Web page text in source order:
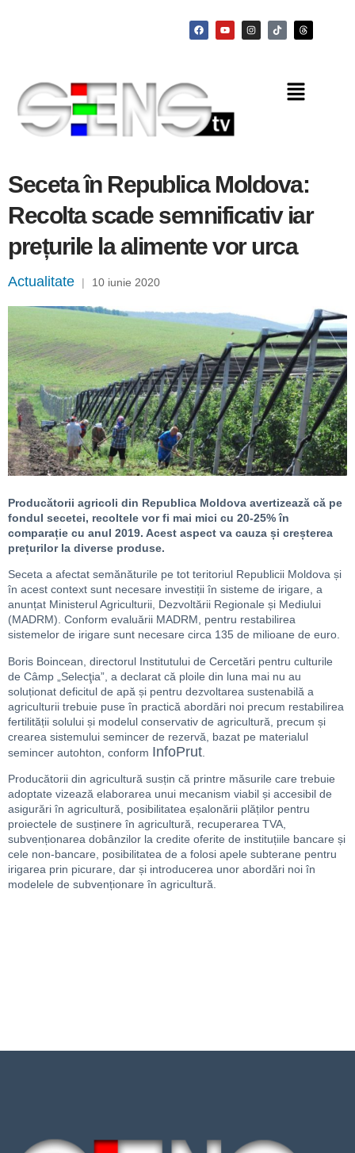
Seceta în Republica Moldova:
Recolta scade semnificativ iar
prețurile la alimente vor urca
Actualitate | 10 iunie 2020
Producătorii agricoli din Republica Moldova avertizează că pe
fondul secetei, recoltele vor fi mai mici cu 20-25% în
comparație cu anul 2019. Acest aspect va cauza și creșterea
prețurilor la diverse produse.
Seceta a afectat semănăturile pe tot teritoriul Republicii Moldova și
în acest context sunt necesare investiții în sisteme de irigare, a
anunțat Ministerul Agriculturii, Dezvoltării Regionale și Mediului
(MADRM). Conform evaluării MADRM, pentru restabilirea
sistemelor de irigare sunt necesare circa 135 de milioane de euro.
Boris Boincean, directorul Institutului de Cercetări pentru culturile
de Câmp „Selecţia”, a declarat că ploile din luna mai nu au
soluționat deficitul de apă și pentru dezvoltarea sustenabilă a
agriculturii trebuie puse în practică abordări noi precum restabilirea
fertilității solului și modelul conservativ de agricultură, precum și
crearea sistemului semincer de rezervă, bazat pe materialul
semincer autohton, conform InfoPrut
Producătorii din agricultură susțin că printre măsurile care trebuie
adoptate vizează elaborarea unui mecanism viabil și accesibil de
asigurări în agricultură, posibilitatea eșalonării plăților pentru
proiectele de susținere în agricultură, recuperarea TVA,
subvenționarea dobânzilor la credite oferite de instituțiile bancare și
cele non-bancare, posibilitatea de a folosi apele subterane pentru
irigarea prin picurare, dar și introducerea unor abordări noi în
modelele de subvenționare în agricultură.